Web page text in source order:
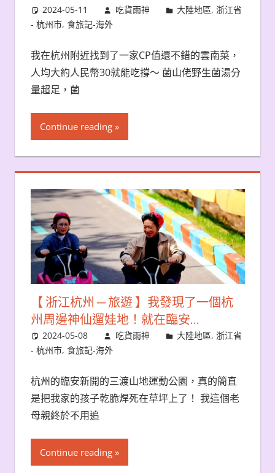
2024-05-11 吃貨雨神 大陸地區,浙江省
- 杭州市, 食旅記-海外
我在杭州附近找到了一家CP值還不錯的雲南菜，
人均大約人民幣30就能吃撐～ 菌山佬野生菌湯分
量超足，菌
Continue reading
【 浙江杭州 ─ 旅遊 】我發現了一個杭
州周邊神仙遛娃地！就在臨安…
2024-05-08 吃貨雨神 大陸地區,浙江省
- 杭州市, 食旅記-海外
杭州的臨安新開的三渡山地運動公園，真的簡直
是把我家的孩子乾脆焊死在草坪上了！ 我這個老
母親終於不用追
Continue reading